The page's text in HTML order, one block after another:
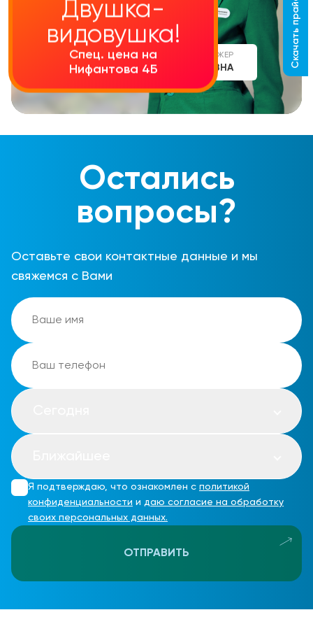
СТАРШИЙ МЕНЕДЖЕР
АЛИНА СЕРГЕЕВНА
Остались
вопросы?
Оставьте свои контактные данные и мы
свяжемся с Вами
Я подтверждаю, что ознакомлен с политикой
конфиденциальности и даю согласие на обработку
своих персональных данных.
ОТПРАВИТЬ
Двушка-
видовушка!
Спец. цена на
Нифантова 4Б